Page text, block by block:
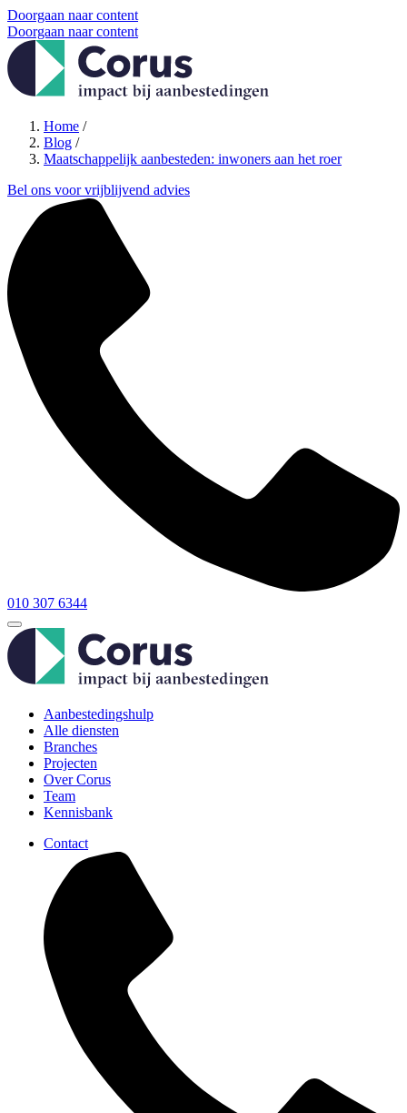
Doorgaan naar content
Doorgaan naar content
Home /
Blog /
Maatschappelijk aanbesteden: inwoners aan het roer
Bel ons voor vrijblijvend advies
010 307 6344
Aanbestedingshulp
Alle diensten
Branches
Projecten
Over Corus
Team
Kennisbank
Contact